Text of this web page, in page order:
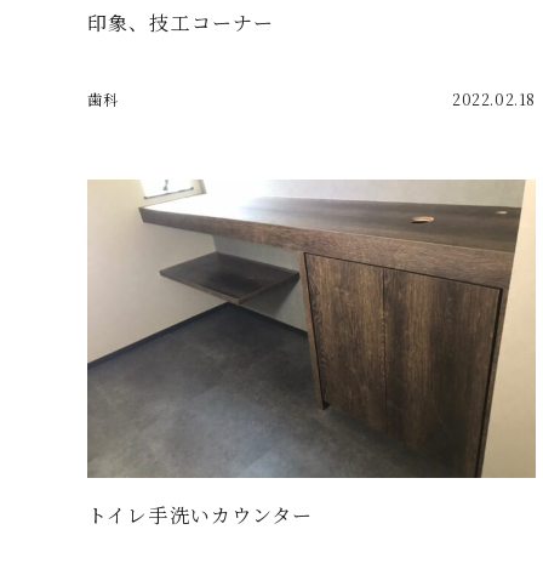
印象、技工コーナー
歯科 2022.02.18
トイレ手洗いカウンター